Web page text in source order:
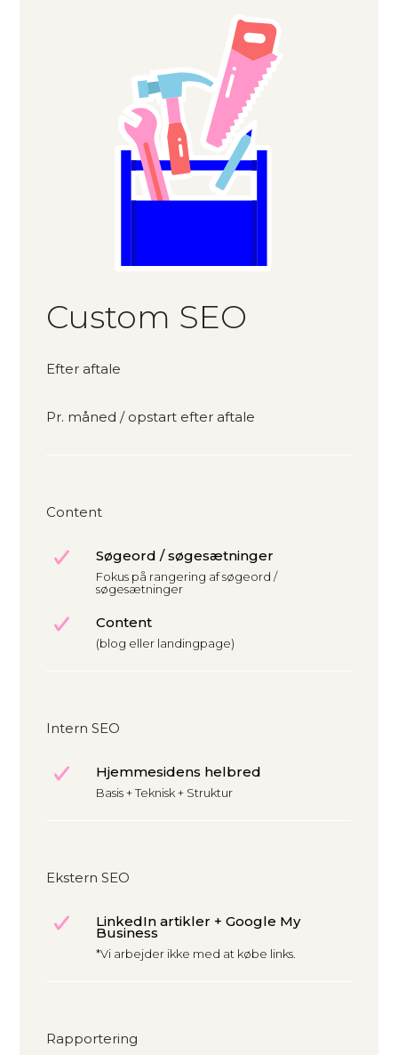
Custom SEO
Efter aftale
Pr. måned / opstart efter aftale
Content
Søgeord / søgesætninger
Fokus på rangering af søgeord /
søgesætninger
Content
(blog eller landingpage)
Intern SEO
Hjemmesidens helbred
Basis + Teknisk + Struktur
Ekstern SEO
LinkedIn artikler + Google My
Business
*Vi arbejder ikke med at købe links.
Rapportering